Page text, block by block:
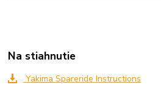
Na stiahnutie
Yakima Spareride Instructions